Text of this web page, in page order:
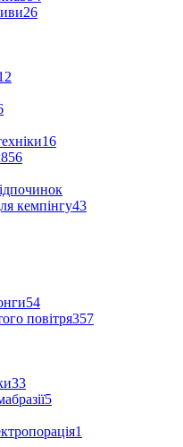
26
16
856
кемпінгу43
54
повітря357
33
5
1